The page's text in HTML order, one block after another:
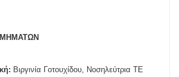
Βιργινία Γοτουχίδου, Νοσηλεύτρια ΤΕ